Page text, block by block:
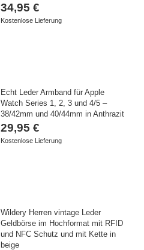
34,95 €
Kostenlose Lieferung
Echt Leder Armband für Apple
Watch Series 1, 2, 3 und 4/5 –
38/42mm und 40/44mm in Anthrazit
29,95 €
Kostenlose Lieferung
Wildery Herren vintage Leder
Geldbörse im Hochformat mit RFID
und NFC Schutz und mit Kette in
beige